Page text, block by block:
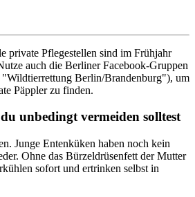
private Pflegestellen sind im Frühjahr
auch die Berliner Facebook-Gruppen
Berlin/Brandenburg"), um
Päppler zu finden.
unbedingt vermeiden solltest
Junge Entenküken haben noch kein
Ohne das Bürzeldrüsenfett der Mutter
sofort und ertrinken selbst in